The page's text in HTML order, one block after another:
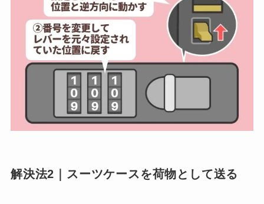
解決法2｜スーツケースを荷物として送る